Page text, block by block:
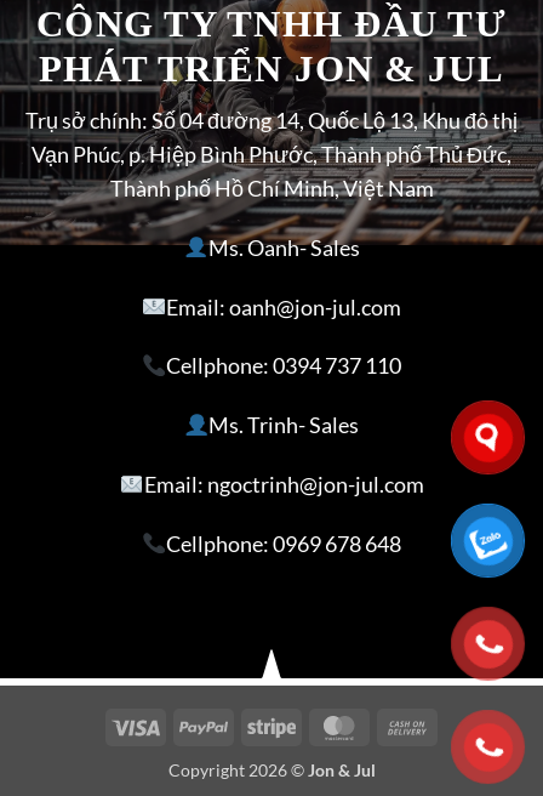
CÔNG TY TNHH ĐẦU TƯ
PHÁT TRIỂN JON & JUL
Trụ sở chính: Số 04 đường 14, Quốc Lộ 13, Khu đô thị
Vạn Phúc, p. Hiệp Bình Phước, Thành phố Thủ Đức,
Thành phố Hồ Chí Minh, Việt Nam
Ms. Oanh- Sales
Email: oanh@jon-jul.com
Cellphone:0394 737 110
Ms. Trinh- Sales
Email: ngoctrinh@jon-jul.com
Cellphone:0969 678 648
Visa PayPal Stripe MasterCardCash
On
Delivery
Copyright 2026 © Jon & Jul